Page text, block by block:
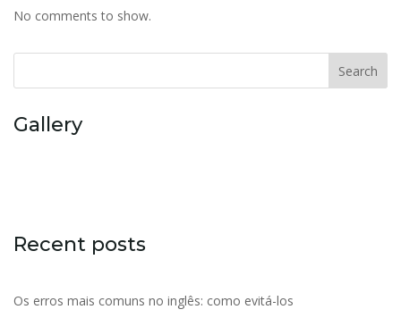
No comments to show.
Search
Gallery
Recent posts
Os erros mais comuns no inglês: como evitá-los